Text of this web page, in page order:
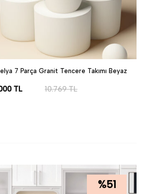
7 Parça Granit Tencere Takımı Beyaz
TL 10.769TL
%51